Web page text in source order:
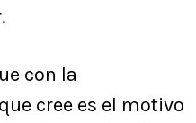
con la
cree es el motivo